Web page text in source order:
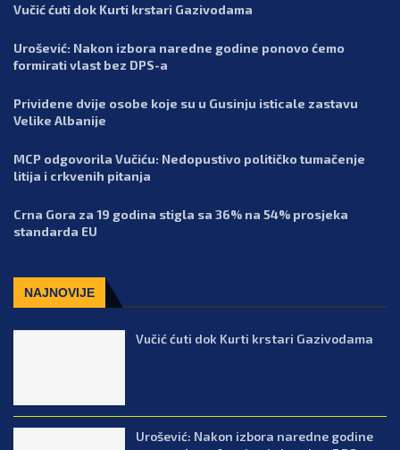
Vučić ćuti dok Kurti krstari Gazivodama
Urošević: Nakon izbora naredne godine ponovo ćemo
formirati vlast bez DPS-a
Prividene dvije osobe koje su u Gusinju isticale zastavu
Velike Albanije
MCP odgovorila Vučiću: Nedopustivo političko tumačenje
litija i crkvenih pitanja
Crna Gora za 19 godina stigla sa 36% na 54% prosjeka
standarda EU
NAJNOVIJE
Vučić ćuti dok Kurti krstari Gazivodama
Urošević: Nakon izbora naredne godine